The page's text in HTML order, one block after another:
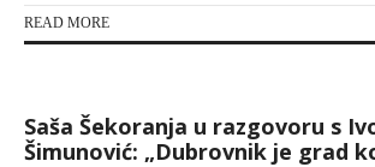
READ MORE
Saša Šekoranja u razgovoru s
Šimunović: „Dubrovnik je grad